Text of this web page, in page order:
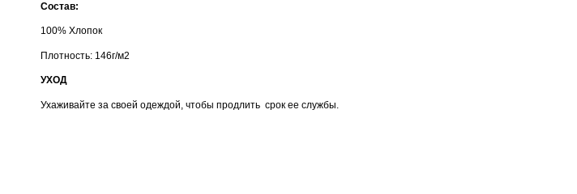
Состав:
100% Хлопок
Плотность: 146г/м2
УХОД
Ухаживайте за своей одеждой, чтобы продлить срок ее службы.